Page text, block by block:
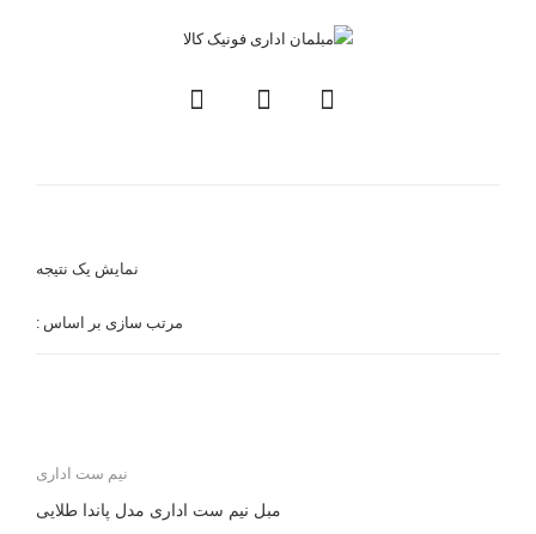
نیم ست اداری مدل پاندا
نمایش یک نتیجه
مرتب سازی بر اساس :
نیم ست اداری
مبل نیم ست اداری مدل پاندا طلایی